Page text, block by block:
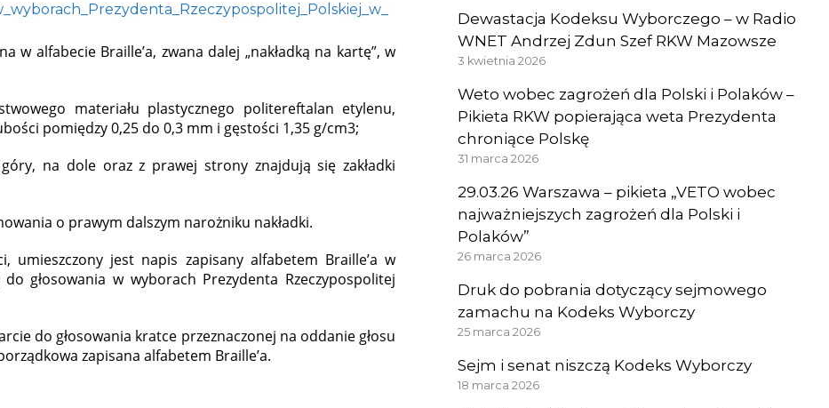
w alfabecie Braille’a, zwana dalej „nakładką na kartę”, w
materiału plastycznego politereftalan etylenu,
pomiędzy 0,25 do 0,3 mm i gęstości 1,35 g/cm3;
na dole oraz z prawej strony znajdują się zakładki
o prawym dalszym narożniku nakładki.
umieszczony jest napis zapisany alfabetem Braille’a w
głosowania w wyborach Prezydenta Rzeczypospolitej
do głosowania kratce przeznaczonej na oddanie głosu
zapisana alfabetem Braille’a.
Dewastacja Kodeksu Wyborczego – w Radio
WNET Andrzej Zdun Szef RKW Mazowsze
3 kwietnia 2026
Weto wobec zagrożeń dla Polski i Polaków –
Pikieta RKW popierająca weta Prezydenta
chroniące Polskę
31 marca 2026
29.03.26 Warszawa – pikieta „VETO wobec
najważniejszych zagrożeń dla Polski i
Polaków”
26 marca 2026
Druk do pobrania dotyczący sejmowego
zamachu na Kodeks Wyborczy
25 marca 2026
Sejm i senat niszczą Kodeks Wyborczy
18 marca 2026